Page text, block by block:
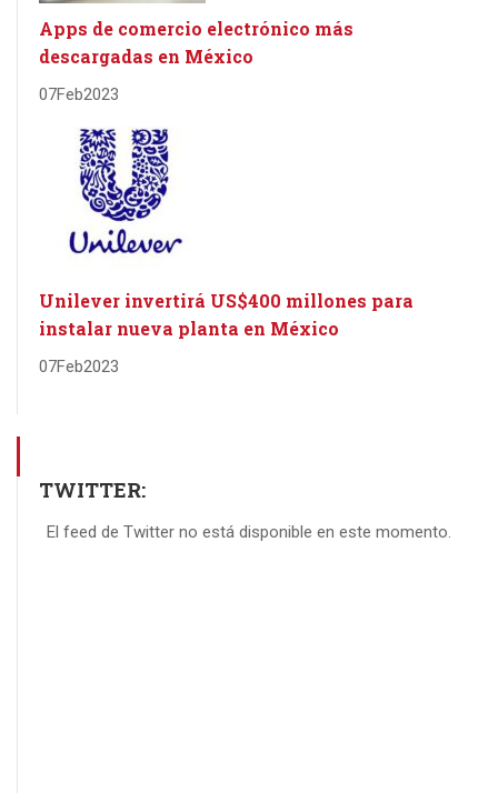
Apps de comercio electrónico más
descargadas en México
07Feb2023
Unilever invertirá US$400 millones para
instalar nueva planta en México
07Feb2023
TWITTER:
El feed de Twitter no está disponible en este momento.